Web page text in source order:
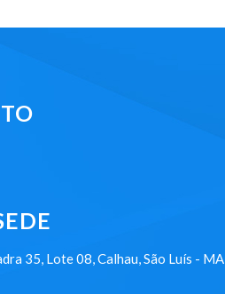
35, Lote 08, Calhau, São Luís - MA